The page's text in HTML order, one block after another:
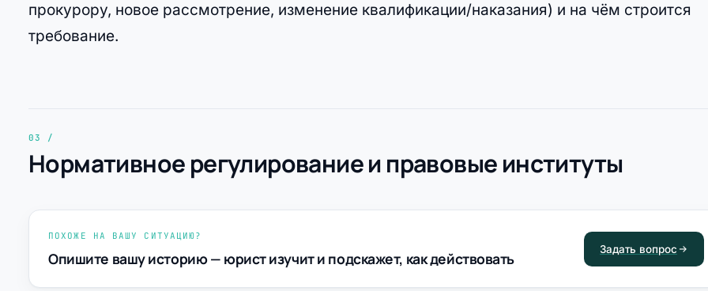
прокурору, новое рассмотрение, изменение квалификации/наказания) и на чём строится
требование.
Нормативное регулирование и правовые институты
ПОХОЖЕ НА ВАШУ СИТУАЦИЮ?
Опишите вашу историю — юрист изучит и подскажет, как действовать
Задать вопрос